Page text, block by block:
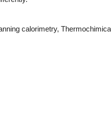
calorimetry, Thermochimica